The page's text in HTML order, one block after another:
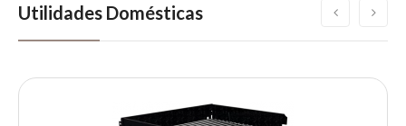
Utilidades Domésticas